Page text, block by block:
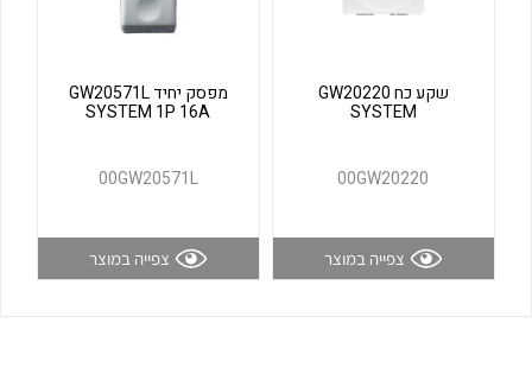
שקע כח GW20220
SYSTEM
00GW20220
צפייה במוצר
מפסק יחיד GW20571L
SYSTEM 1P 16A
00GW20571L
צפייה במוצר